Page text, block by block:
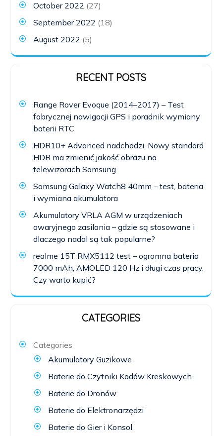
October 2022 (27)
September 2022 (18)
August 2022 (5)
RECENT POSTS
Range Rover Evoque (2014–2017) – Test
fabrycznej nawigacji GPS i poradnik wymiany
baterii RTC
HDR10+ Advanced nadchodzi. Nowy standard
HDR ma zmienić jakość obrazu na
telewizorach Samsung
Samsung Galaxy Watch8 40mm – test, bateria
i wymiana akumulatora
Akumulatory VRLA AGM w urządzeniach
awaryjnego zasilania – gdzie są stosowane i
dlaczego nadal są tak popularne?
realme 15T RMX5112 test – ogromna bateria
7000 mAh, AMOLED 120 Hz i długi czas pracy.
Czy warto kupić?
CATEGORIES
Categories
Akumulatory Guzikowe
Baterie do Czytniki Kodów Kreskowych
Baterie do Dronów
Baterie do Elektronarzędzi
Baterie do Gier i Konsol